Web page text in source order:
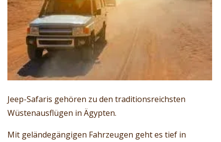
Jeep-Safaris gehören zu den traditionsreichsten
Wüstenausflügen in Ägypten.
Mit geländegängigen Fahrzeugen geht es tief in